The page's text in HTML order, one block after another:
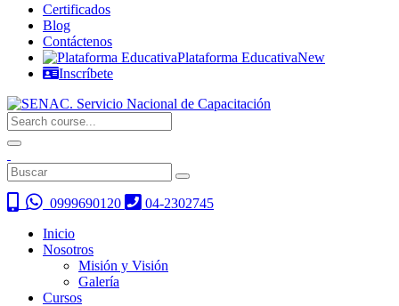
Certificados
Blog
Contáctenos
Plataforma EducativaNew
Inscríbete
0999690120
04-2302745
Inicio
Nosotros
Misión y Visión
Galería
Cursos